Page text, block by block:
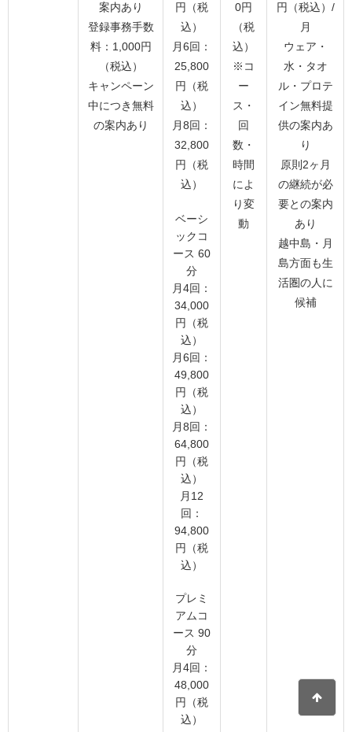
案内あり
登録事務手数
料：1,000円
（税込）
キャンペーン
中につき無料
の案内あり
円（税
込）
月6回：
25,800
円（税
込）
月8回：
32,800
円（税
込）
ベーシ
ックコ
ース 60
分
月4回：
34,000
円（税
込）
月6回：
49,800
円（税
込）
月8回：
64,800
円（税
込）
月12
回：
94,800
円（税
込）
プレミ
アムコ
ース 90
分
月4回：
48,000
円（税
込）
0円
（税
込）
※コ
ー
ス・
回
数・
時間
によ
り変
動
円（税込）/
月
ウェア・
水・タオ
ル・プロテ
イン無料提
供の案内あ
り
原則2ヶ月
の継続が必
要との案内
あり
越中島・月
島方面も生
活圏の人に
候補